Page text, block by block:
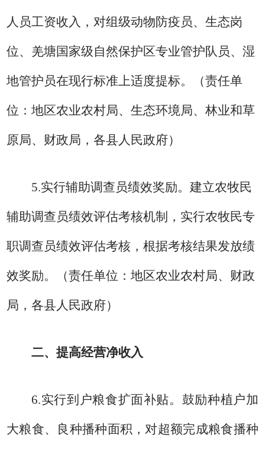
人员工资收入，对组级动物防疫员、生态岗
位、羌塘国家级自然保护区专业管护队员、湿
地管护员在现行标准上适度提标。 （责任单
位：地区农业农村局、生态环境局、林业和草
原局、财政局，各县人民政府）
5.实行辅助调查员绩效奖励。建立农牧民
辅助调查员绩效评估考核机制，实行农牧民专
职调查员绩效评估考核，根据考核结果发放绩
效奖励。 （责任单位：地区农业农村局、财政
局，各县人民政府）
二、提高经营净收入
6.实行到户粮食扩面补贴。 鼓励种植户加
大粮食、良种播种面积，对超额完成粮食播种